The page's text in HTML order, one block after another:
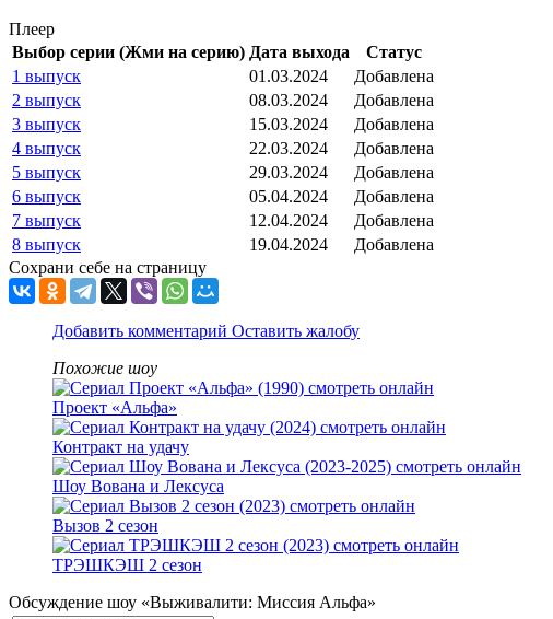
Плеер
Выбор серии (Жми на серию) Дата выхода
Статус
1 выпуск
01.03.2024
Добавлена
2 выпуск
08.03.2024
Добавлена
3 выпуск
15.03.2024
Добавлена
4 выпуск
22.03.2024
Добавлена
5 выпуск
29.03.2024
Добавлена
6 выпуск
05.04.2024
Добавлена
7 выпуск
12.04.2024
Добавлена
8 выпуск
19.04.2024
Добавлена
Сохрани себе на страницу
Добавить комментарий Оставить жалобу
Похожие шоу
Проект «Альфа»
Контракт на удачу
Шоу Вована и Лексуса
Вызов 2 сезон
ТРЭШКЭШ 2 сезон
Обсуждение шоу «Выживалити: Миссия Альфа»